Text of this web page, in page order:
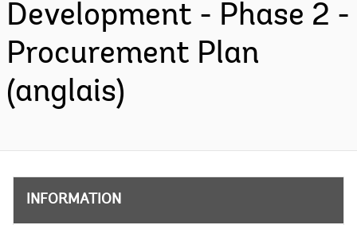
Development - Phase 2 -
Procurement Plan
(anglais)
INFORMATION